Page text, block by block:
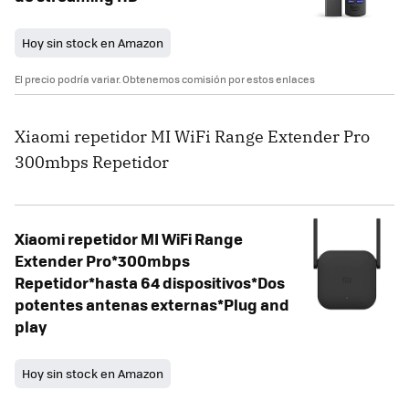
Hoy sin stock en Amazon
El precio podría variar. Obtenemos comisión por estos enlaces
Xiaomi repetidor MI WiFi Range Extender Pro
300mbps Repetidor
Xiaomi repetidor MI WiFi Range
Extender Pro*300mbps
Repetidor*hasta 64 dispositivos*Dos
potentes antenas externas*Plug and
play
Hoy sin stock en Amazon